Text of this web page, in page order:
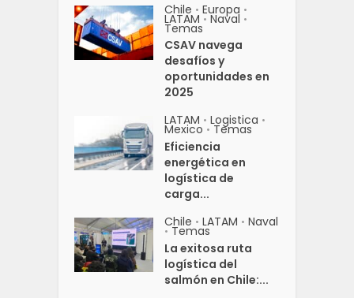
Chile • Europa •
LATAM • Naval •
Temas
CSAV navega
desafíos y
oportunidades en
2025
LATAM • Logistica •
Mexico • Temas
Eficiencia
energética en
logística de
carga...
Chile • LATAM • Naval
• Temas
La exitosa ruta
logística del
salmón en Chile:...